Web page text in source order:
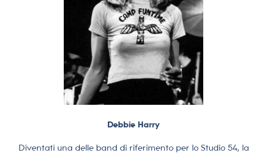
Debbie Harry
Diventati una delle band di riferimento per lo Studio 54, la